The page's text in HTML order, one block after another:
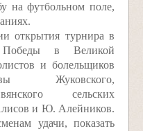
на футбольном поле,
открытия турнира в
в Великой
и болельщиков
Жуковского,
сельских
и Ю. Алейников.
удачи, показать